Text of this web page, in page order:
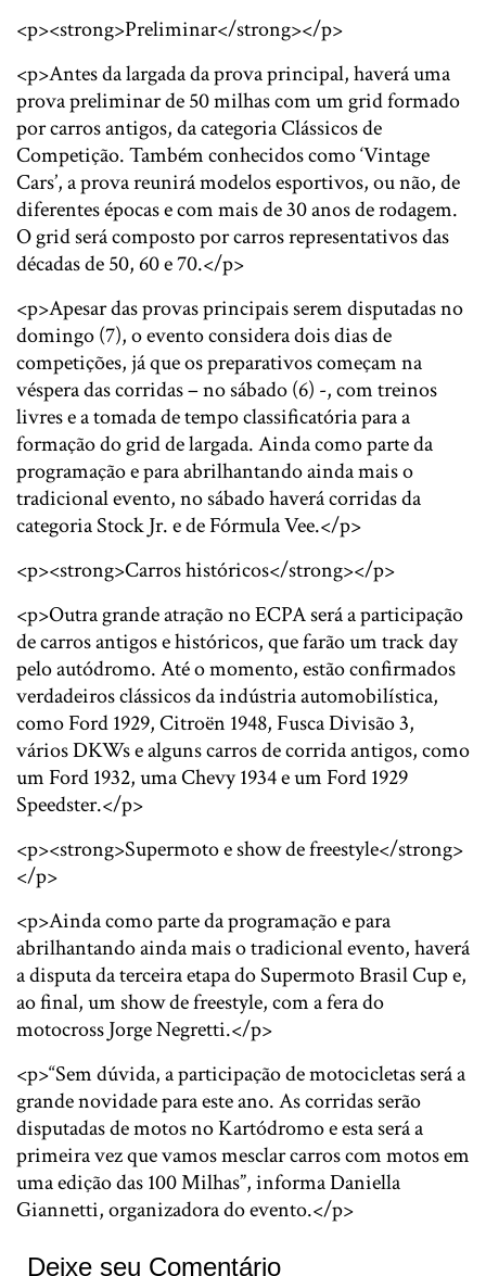
<p><strong>Preliminar</strong></p>
<p>Antes da largada da prova principal, haverá uma
prova preliminar de 50 milhas com um grid formado
por carros antigos, da categoria Clássicos de
Competição. Também conhecidos como ‘Vintage
Cars’, a prova reunirá modelos esportivos, ou não, de
diferentes épocas e com mais de 30 anos de rodagem.
O grid será composto por carros representativos das
décadas de 50, 60 e 70.</p>
<p>Apesar das provas principais serem disputadas no
domingo (7), o evento considera dois dias de
competições, já que os preparativos começam na
véspera das corridas – no sábado (6) -, com treinos
livres e a tomada de tempo classificatória para a
formação do grid de largada. Ainda como parte da
programação e para abrilhantando ainda mais o
tradicional evento, no sábado haverá corridas da
categoria Stock Jr. e de Fórmula Vee.</p>
<p><strong>Carros históricos</strong></p>
<p>Outra grande atração no ECPA será a participação
de carros antigos e históricos, que farão um track day
pelo autódromo. Até o momento, estão confirmados
verdadeiros clássicos da indústria automobilística,
como Ford 1929, Citroën 1948, Fusca Divisão 3,
vários DKWs e alguns carros de corrida antigos, como
um Ford 1932, uma Chevy 1934 e um Ford 1929
Speedster.</p>
<p><strong>Supermoto e show de freestyle</strong>
</p>
<p>Ainda como parte da programação e para
abrilhantando ainda mais o tradicional evento, haverá
a disputa da terceira etapa do Supermoto Brasil Cup e,
ao final, um show de freestyle, com a fera do
motocross Jorge Negretti.</p>
<p>“Sem dúvida, a participação de motocicletas será a
grande novidade para este ano. As corridas serão
disputadas de motos no Kartódromo e esta será a
primeira vez que vamos mesclar carros com motos em
uma edição das 100 Milhas”, informa Daniella
Giannetti, organizadora do evento.</p>
Deixe seu Comentário